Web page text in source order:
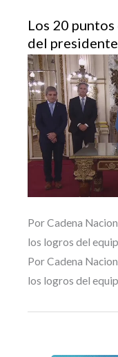
Los 20
del
Por Cadena
los logros del
Por Cadena
los logros del